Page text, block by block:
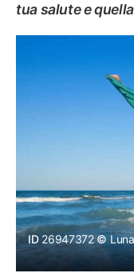
tua salute e
ID 26947372